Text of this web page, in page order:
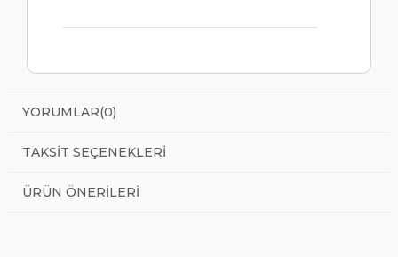
YORUMLAR(0)
TAKSIT SEÇENEKLERI
ÜRÜN ÖNERILERI